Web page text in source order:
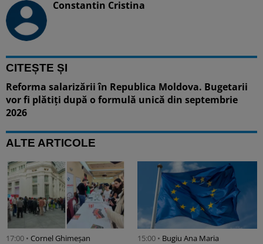
Constantin Cristina
CITEȘTE ȘI
Reforma salarizării în Republica Moldova. Bugetarii
vor fi plătiți după o formulă unică din septembrie
2026
ALTE ARTICOLE
17:00 • Cornel Ghimeșan 15:00 • Bugiu ⁠Ana Maria